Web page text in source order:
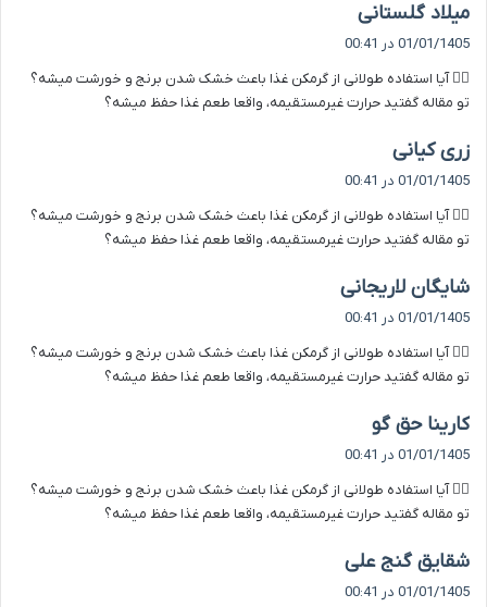
میلاد گلستانی
ف
:
01/01/1405 در 00:41
۲️⃣ آیا استفاده طولانی از گرمکن غذا باعث خشک شدن برنج و خورشت میشه؟
تو مقاله گفتید حرارت غیرمستقیمه، واقعا طعم غذا حفظ میشه؟
زری کیانی
:
01/01/1405 در 00:41
۲️⃣ آیا استفاده طولانی از گرمکن غذا باعث خشک شدن برنج و خورشت میشه؟
تو مقاله گفتید حرارت غیرمستقیمه، واقعا طعم غذا حفظ میشه؟
شایگان لاریجانی
:
01/01/1405 در 00:41
۲️⃣ آیا استفاده طولانی از گرمکن غذا باعث خشک شدن برنج و خورشت میشه؟
تو مقاله گفتید حرارت غیرمستقیمه، واقعا طعم غذا حفظ میشه؟
کارینا حق گو
ف
:
01/01/1405 در 00:41
۲️⃣ آیا استفاده طولانی از گرمکن غذا باعث خشک شدن برنج و خورشت میشه؟
تو مقاله گفتید حرارت غیرمستقیمه، واقعا طعم غذا حفظ میشه؟
شقایق گنج علی
01/01/1405 در 00:41